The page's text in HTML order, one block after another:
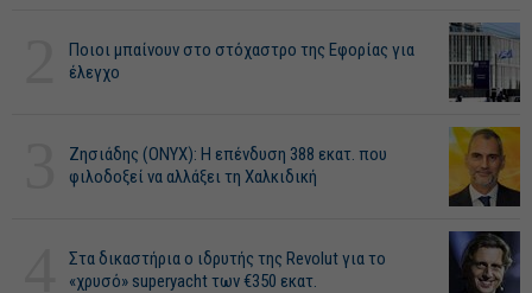
Ποιοι μπαίνουν στο στόχαστρο της Εφορίας για
έλεγχο
Ζησιάδης (ONYX): Η επένδυση 388 εκατ. που
φιλοδοξεί να αλλάξει τη Χαλκιδική
Στα δικαστήρια ο ιδρυτής της Revolut για το
«χρυσό» superyacht των €350 εκατ.